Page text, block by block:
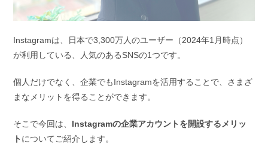
Instagramは、日本で3,300万人のユーザー（2024年1月時点）
が利用している、人気のあるSNSの1つです。
個人だけでなく、企業でもInstagramを活用することで、さまざ
まなメリットを得ることができます。
そこで今回は、 Instagramの企業アカウントを開設するメリッ
ト についてご紹介します。